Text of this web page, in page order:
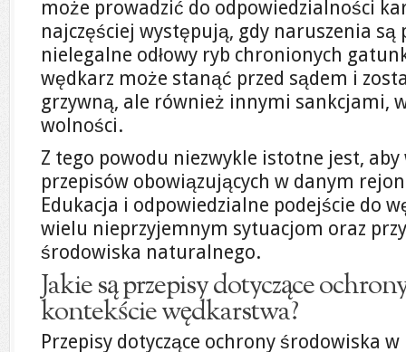
może prowadzić do odpowiedzialności
najczęściej występują, gdy naruszenia są
nielegalne odłowy ryb chronionych
wędkarz może stanąć przed sądem i
grzywną, ale również innymi sankcjami,
wolności.
Z tego powodu niezwykle istotne jest,
przepisów obowiązujących w danym
Edukacja i odpowiedzialne podejście do
wielu nieprzyjemnym sytuacjom oraz
środowiska naturalnego.
Jakie są przepisy dotyczące
kontekście wędkarstwa?
Przepisy dotyczące ochrony środowiska